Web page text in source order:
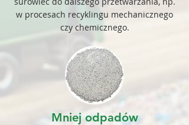
w procesach recyklingu mechanicznego
czy chemicznego.
Mniej odpadów